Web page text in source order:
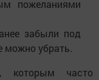
пожеланиями
забыли под
можно убрать.
которым часто